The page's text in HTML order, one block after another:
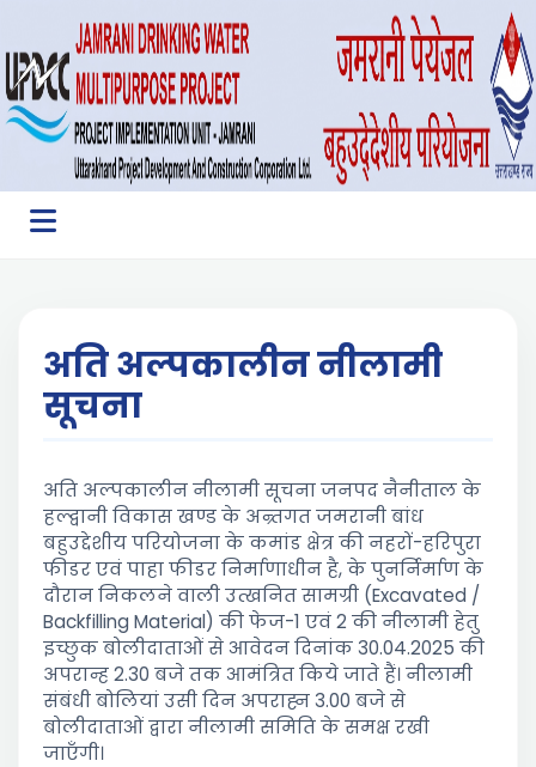
अति अल्पकालीन नीलामी
सूचना
अति अल्पकालीन नीलामी सूचना जनपद नैनीताल के
हल्द्वानी विकास खण्ड के अन्र्तगत जमरानी बांध
बहुउद्देशीय परियोजना के कमांड क्षेत्र की नहरों-हरिपुरा
फीडर एवं पाहा फीडर निर्माणाधीन है, के पुनर्निर्माण के
दौरान निकलने वाली उत्खनित सामग्री (Excavated /
Backfilling Material) की फेज-1 एवं 2 की नीलामी हेतु
इच्छुक बोलीदाताओं से आवेदन दिनांक 30.04.2025 की
अपरान्ह 2.30 बजे तक आमंत्रित किये जाते हैं। नीलामी
संबंधी बोलियां उसी दिन अपराह्न 3.00 बजे से
बोलीदाताओं द्वारा नीलामी समिति के समक्ष रखी
जाएँगी।